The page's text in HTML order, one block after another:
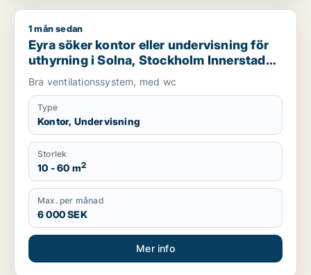
Eyra söker kontor eller undervisning för uthyrning i Solna,
1 mån sedan
Eyra söker kontor eller undervisning för
uthyrning i Solna, Stockholm Innerstad
eller Kungsholmen m.fl.
Bra ventilationssystem, med wc
Type
Kontor, Undervisning
Storlek
10 - 60 m2
Max. per månad
6 000 SEK
Mer info